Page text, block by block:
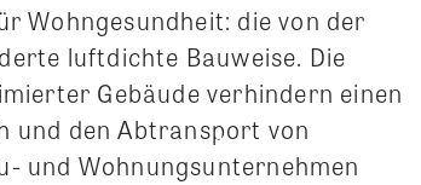
Wohngesundheit: die von der
luftdichte Bauweise. Die
Gebäude verhindern einen
und den Abtransport von
und Wohnungsunternehmen